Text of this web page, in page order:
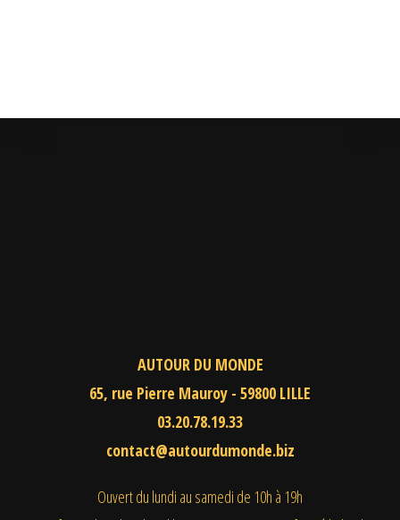
AUTOUR DU MONDE
65, rue Pierre Mauroy - 59800 LILLE
03.20.78.19.33
contact@autourdumonde.biz
Ouvert du lundi au samedi de 10h à 19h